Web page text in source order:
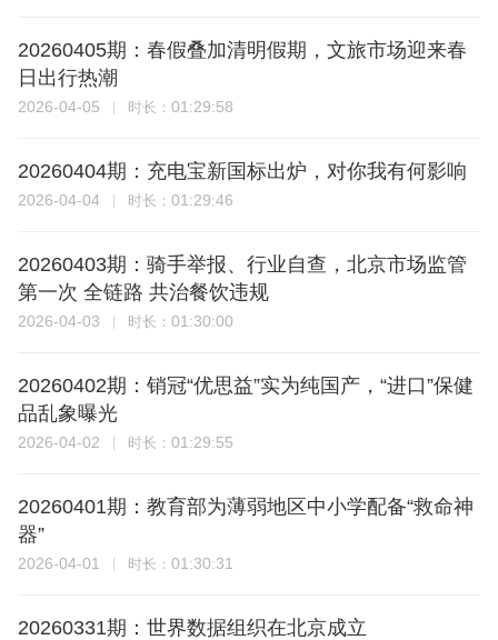
20260405期：春假叠加清明假期，文旅市场迎来春
日出行热潮
2026-04-05 时长： 01:29:58
20260404期：充电宝新国标出炉，对你我有何影响
2026-04-04 时长： 01:29:46
20260403期：骑手举报、行业自查，北京市场监管
第一次 全链路 共治餐饮违规
2026-04-03 时长： 01:30:00
20260402期：销冠“优思益”实为纯国产，“进口”保健
品乱象曝光
2026-04-02 时长： 01:29:55
20260401期：教育部为薄弱地区中小学配备“救命神
器”
2026-04-01 时长： 01:30:31
20260331期：世界数据组织在北京成立